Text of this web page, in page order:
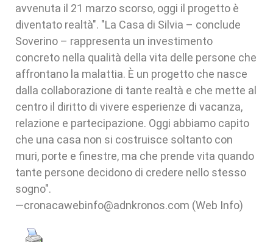
avvenuta il 21 marzo scorso, oggi il progetto è
diventato realtà". "La Casa di Silvia – conclude
Soverino – rappresenta un investimento
concreto nella qualità della vita delle persone che
affrontano la malattia. È un progetto che nasce
dalla collaborazione di tante realtà e che mette al
centro il diritto di vivere esperienze di vacanza,
relazione e partecipazione. Oggi abbiamo capito
che una casa non si costruisce soltanto con
muri, porte e finestre, ma che prende vita quando
tante persone decidono di credere nello stesso
sogno".
—cronacawebinfo@adnkronos.com (Web Info)